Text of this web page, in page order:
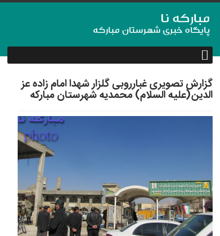
گزارش تصویری غبارروبی گلزار شهدا امام زاده عز
الدین(علیه السلام) محمدیه شهرستان مبارکه